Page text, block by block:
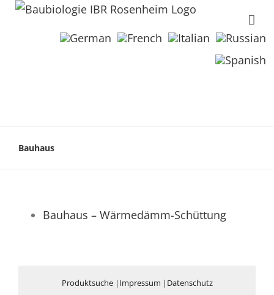
Bauhaus
Bauhaus – Wärmedämm-Schüttung
Produktsuche| Impressum | Datenschutz